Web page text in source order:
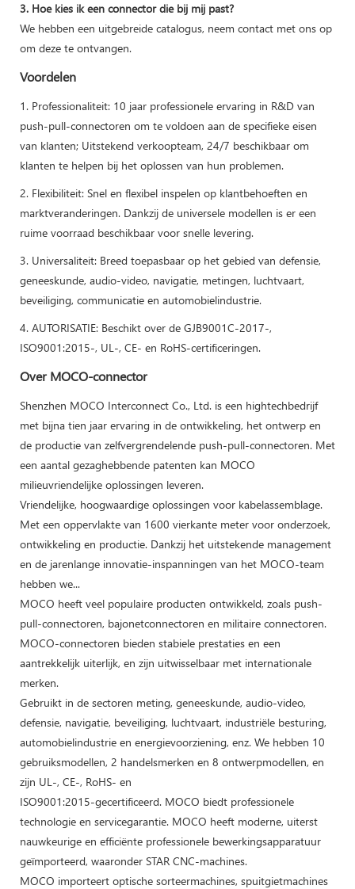
3. Hoe kies ik een connector die bij mij past?
We hebben een uitgebreide catalogus, neem contact met ons op
om deze te ontvangen.
Voordelen
1. Professionaliteit: 10 jaar professionele ervaring in R&D van
push-pull-connectoren om te voldoen aan de specifieke eisen
van klanten; Uitstekend verkoopteam, 24/7 beschikbaar om
klanten te helpen bij het oplossen van hun problemen.
2. Flexibiliteit: Snel en flexibel inspelen op klantbehoeften en
marktveranderingen. Dankzij de universele modellen is er een
ruime voorraad beschikbaar voor snelle levering.
3. Universaliteit: Breed toepasbaar op het gebied van defensie,
geneeskunde, audio-video, navigatie, metingen, luchtvaart,
beveiliging, communicatie en automobielindustrie.
4. AUTORISATIE: Beschikt over de GJB9001C-2017-,
ISO9001:2015-, UL-, CE- en RoHS-certificeringen.
Over MOCO-connector
Shenzhen MOCO Interconnect Co., Ltd. is een hightechbedrijf
met bijna tien jaar ervaring in de ontwikkeling, het ontwerp en
de productie van zelfvergrendelende push-pull-connectoren. Met
een aantal gezaghebbende patenten kan MOCO
milieuvriendelijke oplossingen leveren.
Vriendelijke, hoogwaardige oplossingen voor kabelassemblage.
Met een oppervlakte van 1600 vierkante meter voor onderzoek,
ontwikkeling en productie. Dankzij het uitstekende management
en de jarenlange innovatie-inspanningen van het MOCO-team
hebben we...
MOCO heeft veel populaire producten ontwikkeld, zoals push-
pull-connectoren, bajonetconnectoren en militaire connectoren.
MOCO-connectoren bieden stabiele prestaties en een
aantrekkelijk uiterlijk, en zijn uitwisselbaar met internationale
merken.
Gebruikt in de sectoren meting, geneeskunde, audio-video,
defensie, navigatie, beveiliging, luchtvaart, industriële besturing,
automobielindustrie en energievoorziening, enz. We hebben 10
gebruiksmodellen, 2 handelsmerken en 8 ontwerpmodellen, en
zijn UL-, CE-, RoHS- en
ISO9001:2015-gecertificeerd. MOCO biedt professionele
technologie en servicegarantie. MOCO heeft moderne, uiterst
nauwkeurige en efficiënte professionele bewerkingsapparatuur
geïmporteerd, waaronder STAR CNC-machines.
MOCO importeert optische sorteermachines, spuitgietmachines